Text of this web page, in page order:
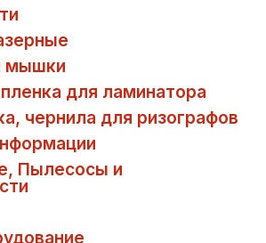
мышки
для ламинатора
чернила для ризографов
Пылесосы и